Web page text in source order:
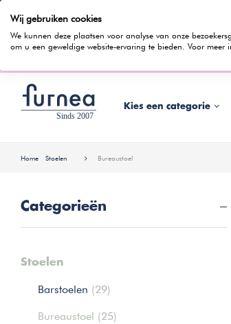
100 dagen bedenktijd
Kies een categorie
Home Stoelen Bureaustoel
Categorieën
Stoelen
Barstoelen (29)
Bureaustoel (25)
Wij gebruiken cookies
We kunnen deze plaatsen voor analyse van onze
om u een geweldige website-ervaring te bieden. Voor